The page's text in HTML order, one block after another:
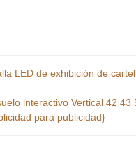
LED de exhibición de
interactivo Vertical 42
para publicidad}